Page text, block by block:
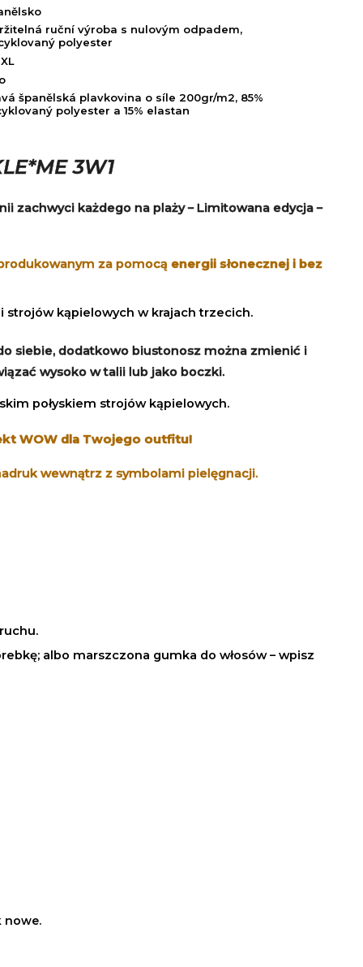
ruční výroba s nulovým odpadem,
polyester
španělská plavkovina o síle 200gr/m2, 85%
polyester a 15% elastan
3W1
zachwyci każdego na plaży – Limitowana edycja –
za pomocą energii słonecznej i bez
strojów kąpielowych w krajach trzecich.
siebie, dodatkowo biustonosz można zmienić i
wysoko w talii lub jako boczki.
połyskiem strojów kąpielowych.
WOW dla Twojego outfitu!
wewnątrz z symbolami pielęgnacji.
albo marszczona gumka do włosów – wpisz
nowe.